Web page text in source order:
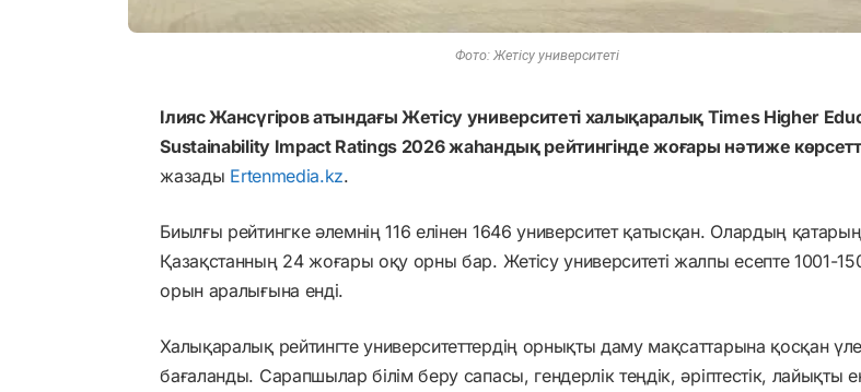
Фото: Жетісу университеті
Ілияс Жансүгіров атындағы Жетісу университеті халықаралық Times Higher
Sustainability Impact Ratings 2026 жаһандық рейтингінде жоғары нәтиже
жазады Ertenmedia.kz.
Биылғы рейтингке әлемнің 116 елінен 1646 университет қатысқан. Олардың
Қазақстанның 24 жоғары оқу орны бар. Жетісу университеті жалпы есепте 1001-
орын аралығына енді.
Халықаралық рейтингте университеттердің орнықты даму мақсаттарына қосқан
бағаланды. Сарапшылар білім беру сапасы, гендерлік теңдік, әріптестік, лайықты